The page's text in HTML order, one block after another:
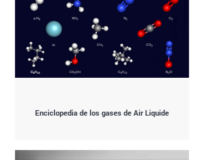
Enciclopedia de los gases de Air Liquide